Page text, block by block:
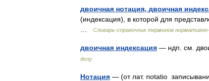
двоичная нотация, двоичная
(индексация), в которой для
Словарь-справочник терминов
двоичная индексация — ндп. см.
делу
Нотация — (от лат. notatio